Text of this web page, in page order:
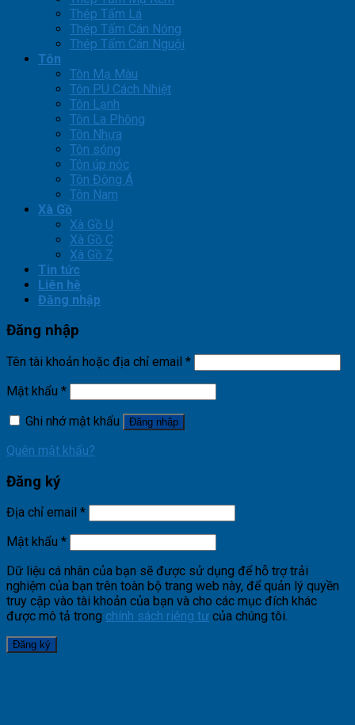
Thép Tấm Lá
Thép Tấm Cán Nóng
Thép Tấm Cán Nguội
Tôn
Tôn Mạ Màu
Tôn PU Cách Nhiệt
Tôn Lạnh
Tôn La Phông
Tôn Nhựa
Tôn sóng
Tôn úp nóc
Tôn Đông Á
Tôn Nam
Xà Gồ
Xà Gồ U
Xà Gồ C
Xà Gồ Z
Tin tức
Liên hệ
Đăng nhập
Đăng nhập
Tên tài khoản hoặc địa chỉ email *
Mật khẩu *
Ghi nhớ mật khẩu
Đăng nhập
Quên mật khẩu?
Đăng ký
Địa chỉ email *
Mật khẩu *
Dữ liệu cá nhân của bạn sẽ được sử dụng để hỗ trợ trải
nghiệm của bạn trên toàn bộ trang web này, để quản lý quyền
truy cập vào tài khoản của bạn và cho các mục đích khác
được mô tả trong chính sách riêng tư của chúng tôi.
Đăng ký